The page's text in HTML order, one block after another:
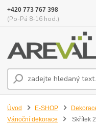
+420 773 767 398
(Po-Pá 8-16 hod.)
Úvod E-SHOP
Vánoční dekorace
Skřítek